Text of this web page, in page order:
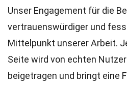
Unser Engagement für die
vertrauenswürdiger und
Mittelpunkt unserer Arbeit.
Seite wird von echten
beigetragen und bringt eine